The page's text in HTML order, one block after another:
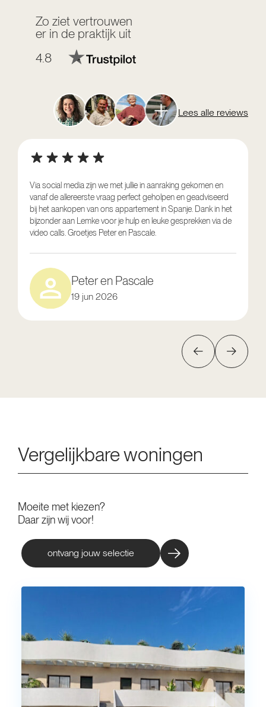
Zo ziet vertrouwen
er in de praktijk uit
4.8
Lees alle reviews
Via social media zijn we met jullie in aanraking gekomen en
vanaf de allereerste vraag perfect geholpen en geadviseerd
bij het aankopen van ons appartement in Spanje. Dank in het
bijzonder aan Lemke voor je hulp en leuke gesprekken via de
video calls. Groetjes Peter en Pascale.
Peter en Pascale
19 jun 2026
Vergelijkbare woningen
Moeite met kiezen?
Daar zijn wij voor!
ontvang jouw selectie